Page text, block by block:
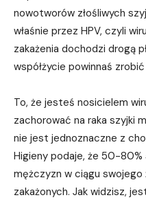
nowotworów złośliwych
właśnie przez HPV, czyli
zakażenia dochodzi drogą
współżycie powinnaś
To, że jesteś nosicielem
zachorować na raka szyjki
nie jest jednoznaczne z
Higieny podaje, że 50-80%
mężczyzn w ciągu swojego
zakażonych. Jak widzisz,